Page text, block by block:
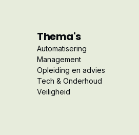
Thema's
Automatisering
Management
Opleiding en advies
Tech & Onderhoud
Veiligheid